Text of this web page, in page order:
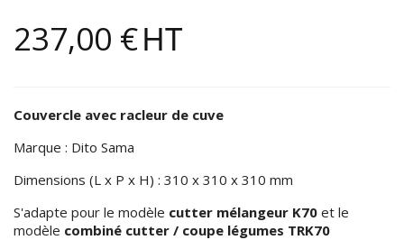
237,00 €HT
Couvercle avec racleur de cuve
Marque : Dito Sama
Dimensions (L x P x H) : 310 x 310 x 310 mm
S'adapte pour le modèle cutter mélangeur K70 et le
modèle combiné cutter / coupe légumes TRK70